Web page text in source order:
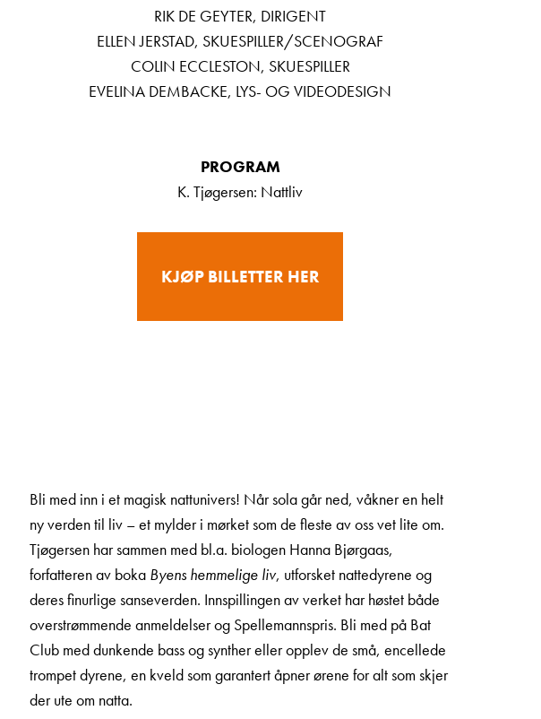
RIK DE GEYTER, DIRIGENT
ELLEN JERSTAD, SKUESPILLER/SCENOGRAF
COLIN ECCLESTON, SKUESPILLER
EVELINA DEMBACKE, LYS- OG VIDEODESIGN
PROGRAM
K. Tjøgersen: Nattliv
KJØP BILLETTER HER
Bli med inn i et magisk nattunivers! Når sola går ned, våkner en helt
ny verden til liv – et mylder i mørket som de fleste av oss vet lite om.
Tjøgersen har sammen med bl.a. biologen Hanna Bjørgaas,
forfatteren av boka Byens hemmelige liv, utforsket nattedyrene og
deres finurlige sanseverden. Innspillingen av verket har høstet både
overstrømmende anmeldelser og Spellemannspris. Bli med på Bat
Club med dunkende bass og synther eller opplev de små, encellede
trompet­ dyrene, en kveld som garantert åpner ørene for alt som skjer
der ute om natta.